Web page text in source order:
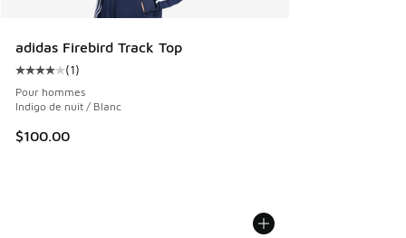
adidas Firebird Track Top
Cote moyenne du client - [4 sur 5 étoiles], 1 commentaires
(1)
Pour hommes
Indigo de nuit / Blanc
$100.00